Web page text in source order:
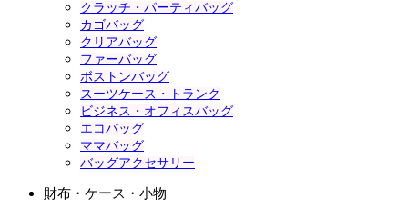
クラッチ・パーティバッグ
カゴバッグ
クリアバッグ
ファーバッグ
ボストンバッグ
スーツケース・トランク
ビジネス・オフィスバッグ
エコバッグ
ママバッグ
バッグアクセサリー
財布・ケース・小物